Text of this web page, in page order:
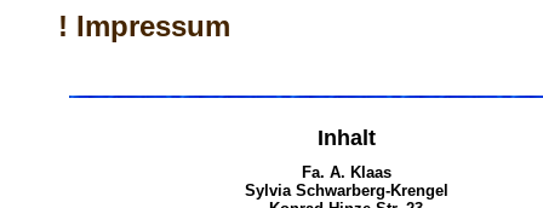
! Impressum
Inhalt
Fa. A. Klaas
Sylvia Schwarberg-Krengel